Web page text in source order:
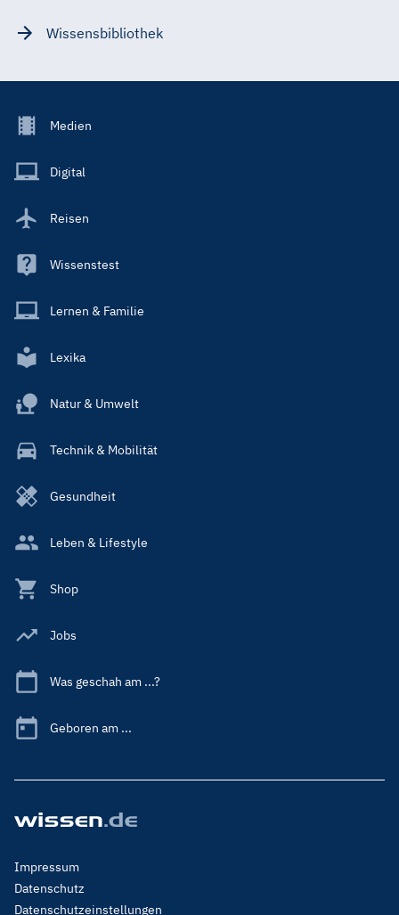
Wissensbibliothek
Footer
Main
Medien
Digital
Reisen
Wissenstest
Lernen & Familie
Lexika
Natur & Umwelt
Technik & Mobilität
Gesundheit
Leben & Lifestyle
Shop
Jobs
Was geschah am ...?
Geboren am ...
Footer
Menu
Legal
Impressum
Datenschutz
Datenschutzeinstellungen